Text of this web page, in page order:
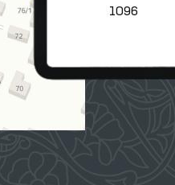
1096